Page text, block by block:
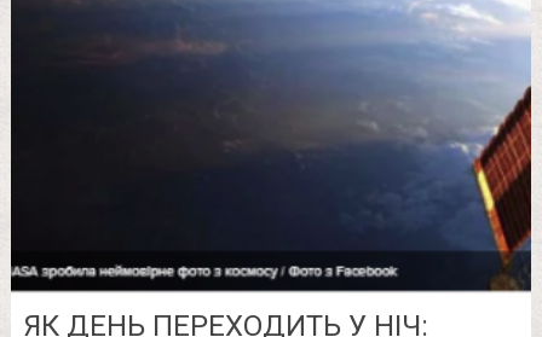
ЯК ДЕНЬ ПЕРЕХОДИТЬ У НІЧ: